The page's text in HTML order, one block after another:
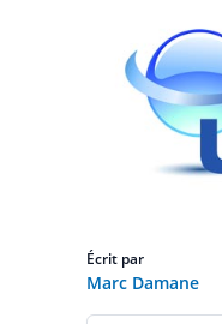
Écrit par
Marc Damane